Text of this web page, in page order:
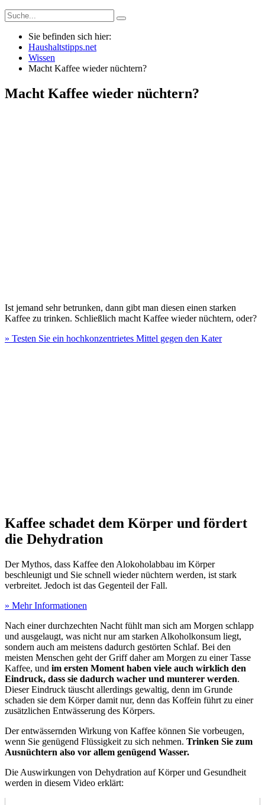
Sie befinden sich hier:
Haushaltstipps.net
Wissen
Macht Kaffee wieder nüchtern?
Macht Kaffee wieder nüchtern?
Ist jemand sehr betrunken, dann gibt man diesen einen starken
Kaffee zu trinken. Schließlich macht Kaffee wieder nüchtern, oder?
» Testen Sie ein hochkonzentrietes Mittel gegen den Kater
Kaffee schadet dem Körper und fördert
die Dehydration
Der Mythos, dass Kaffee den Alokoholabbau im Körper
beschleunigt und Sie schnell wieder nüchtern werden, ist stark
verbreitet. Jedoch ist das Gegenteil der Fall.
» Mehr Informationen
Nach einer durchzechten Nacht fühlt man sich am Morgen schlapp
und ausgelaugt, was nicht nur am starken Alkoholkonsum liegt,
sondern auch am meistens dadurch gestörten Schlaf. Bei den
meisten Menschen geht der Griff daher am Morgen zu einer Tasse
Kaffee, und im ersten Moment haben viele auch wirklich den
Eindruck, dass sie dadurch wacher und munterer werden.
Dieser Eindruck täuscht allerdings gewaltig, denn im Grunde
schaden sie dem Körper damit nur, denn das Koffein führt zu einer
zusätzlichen Entwässerung des Körpers.
Der entwässernden Wirkung von Kaffee können Sie vorbeugen,
wenn Sie genügend Flüssigkeit zu sich nehmen. Trinken Sie zum
Ausnüchtern also vor allem genügend Wasser.
Die Auswirkungen von Dehydration auf Körper und Gesundheit
werden in diesem Video erklärt: